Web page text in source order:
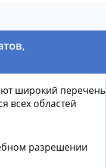
широкий перечень
всех областей
разрешении